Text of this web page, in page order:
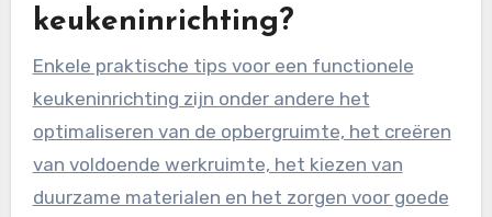
keukeninrichting?
Enkele praktische tips voor een functionele
keukeninrichting zijn onder andere het
optimaliseren van de opbergruimte, het creëren
van voldoende werkruimte, het kiezen van
duurzame materialen en het zorgen voor goede